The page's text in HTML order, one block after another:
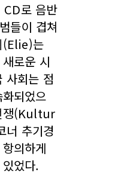
로 음반
들이 겹쳐
(Elie)는
로운 시
사회는 점
되었으
쟁(Kultur
추기경
의하게
었다.